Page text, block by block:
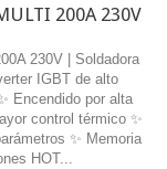
200A 230V
230V | Soldadora
IGBT de alto
Encendido por alta
control térmico ✨
✨ Memoria
HOT...